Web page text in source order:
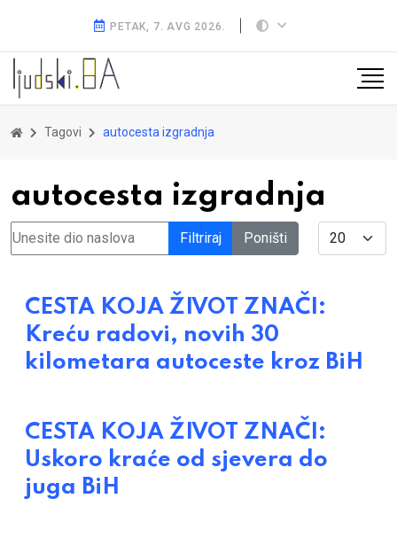
PETAK, 7. AVG 2026.
Tagovi autocesta izgradnja
autocesta izgradnja
Unesite dio naslova Filtriraj Poništi Display #
CESTA KOJA ŽIVOT ZNAČI:
Kreću radovi, novih 30
kilometara autoceste kroz BiH
CESTA KOJA ŽIVOT ZNAČI:
Uskoro kraće od sjevera do
juga BiH